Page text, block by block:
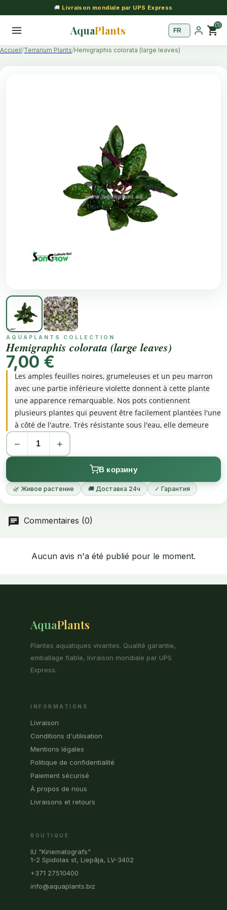
🚚 Livraison mondiale par UPS Express
AquaPlants shopping_cart(1)
Accueil Terrarium Plants Hemigraphis colorata (large leaves)
AQUAPLANTS COLLECTION
Hemigraphis colorata (large leaves)
7,00 €
Les amples feuilles noires, grumeleuses et un peu marron
avec une partie inférieure violette donnent à cette plante
une apparence remarquable. Nos pots contiennent
plusieurs plantes qui peuvent être facilement plantées l'une
à côté de l'autre. Très résistante sous l'eau, elle demeure
toutefois une plante de Paludarium.
− +
В корзину
🌿 Живое растение 🚚 Доставка 24ч ✓ Гарантия
Commentaires (0)
Aucun avis n'a été publié pour le moment.
AquaPlants
Plantes aquatiques vivantes. Qualité garantie,
emballage fiable, livraison mondiale par UPS
Express.
INFORMATIONS
Livraison
Conditions d'utilisation
Mentions légales
Politique de confidentialité
Paiement sécurisé
À propos de nous
Livraisons et retours
BOUTIQUE
IU "Kinematografs"
1-2 Spidolas st, Liepāja, LV-3402
+371 27510400
info@aquaplants.biz